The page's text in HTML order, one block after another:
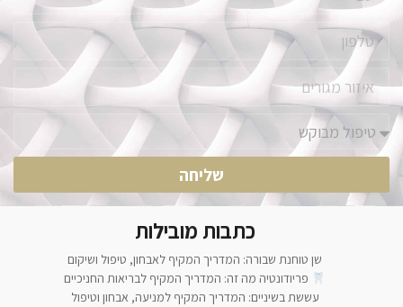
שליחה
כתבות מובילות
שן טוחנת שבורה: המדריך המקיף לאבחון, טיפול ושיקום
פריודונטיה מה זה: המדריך המקיף לבריאות החניכיים
עששת בשיניים: המדריך המקיף למניעה, אבחון וטיפול